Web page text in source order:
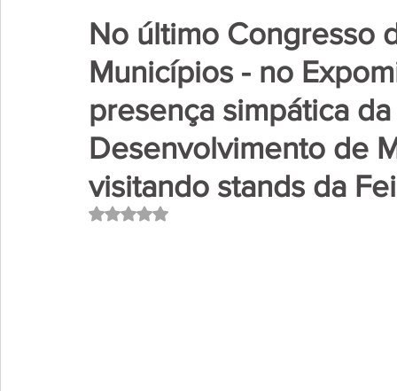
No último Congresso
Municípios - no
presença simpática
Desenvolvimento de
visitando stands da
Avaliado com NaN de 5 estrelas.